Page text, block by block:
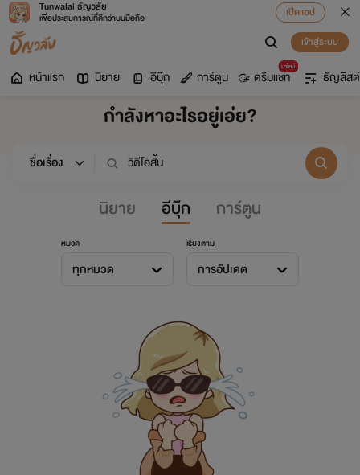
Tunwalai ธัญวลัย
เพื่อประสบการณ์ที่ดีกว่าบนมือถือ
เปิดแอป
เข้าสู่ระบบ
หน้าแรก นิยาย อีบุ๊ก การ์ตูน
มาใหม่
ดรีมแชท ธัญลิสต์
กำลังหาอะไรอยู่เอ่ย?
นิยาย อีบุ๊ก การ์ตูน
หมวด
ทุกหมวด
เรียงตาม
การอัปเดต